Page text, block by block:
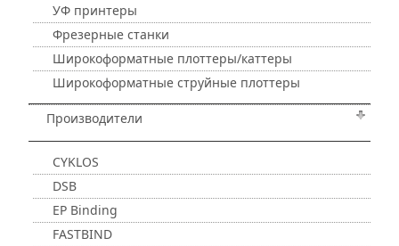
УФ принтеры
Фрезерные станки
Широкоформатные плоттеры/каттеры
Широкоформатные струйные плоттеры
Производители
CYKLOS
DSB
EP Binding
FASTBIND